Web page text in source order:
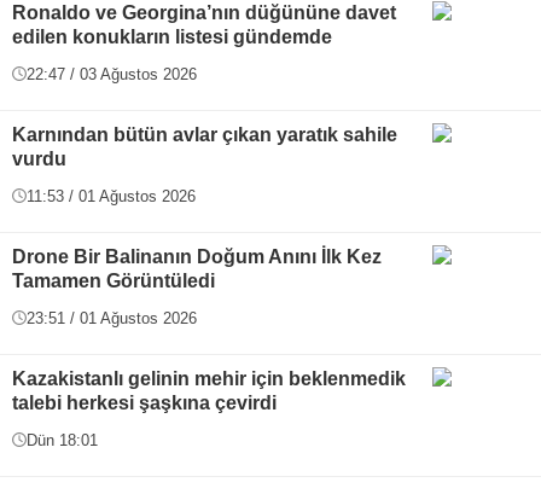
Ronaldo ve Georgina’nın düğününe davet
edilen konukların listesi gündemde
22:47 / 03 Ağustos 2026
Karnından bütün avlar çıkan yaratık sahile
vurdu
11:53 / 01 Ağustos 2026
Drone Bir Balinanın Doğum Anını İlk Kez
Tamamen Görüntüledi
23:51 / 01 Ağustos 2026
Kazakistanlı gelinin mehir için beklenmedik
talebi herkesi şaşkına çevirdi
Dün 18:01